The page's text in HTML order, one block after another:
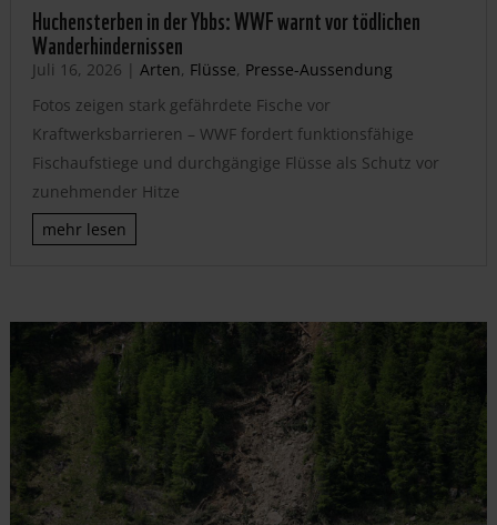
Huchensterben in der Ybbs: WWF warnt vor tödlichen
Wanderhindernissen
Juli 16, 2026 | Arten, Flüsse, Presse-Aussendung
Fotos zeigen stark gefährdete Fische vor
Kraftwerksbarrieren – WWF fordert funktionsfähige
Fischaufstiege und durchgängige Flüsse als Schutz vor
zunehmender Hitze
mehr lesen